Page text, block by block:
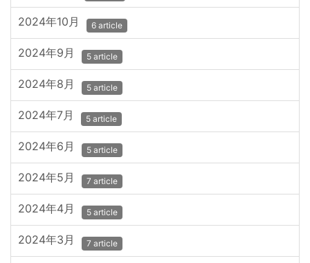
2024年10月 6 article
2024年9月 5 article
2024年8月 5 article
2024年7月 5 article
2024年6月 5 article
2024年5月 7 article
2024年4月 5 article
2024年3月 7 article